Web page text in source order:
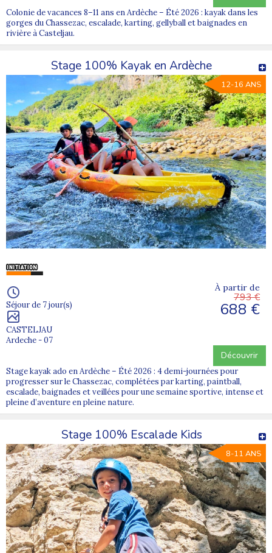
Colonie de vacances 8–11 ans en Ardèche – Été 2026 : kayak dans les
gorges du Chassezac, escalade, karting, gellyball et baignades en
rivière à Casteljau.
Stage 100% Kayak en Ardèche
12-16 ANS
Séjour de 7 jour(s)
CASTELJAU
Ardeche - 07
À partir de
793 €
688 €
Découvrir
Stage kayak ado en Ardèche – Été 2026 : 4 demi-journées pour
progresser sur le Chassezac, complétées par karting, paintball,
escalade, baignades et veillées pour une semaine sportive, intense et
pleine d’aventure en pleine nature.
Stage 100% Escalade Kids
8-11 ANS